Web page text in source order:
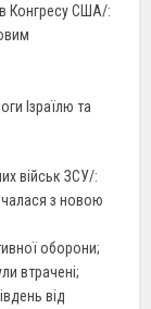
Конгресу США/:
Ізраїлю та
військ ЗСУ/:
з новою
оборони;
втрачені;
від